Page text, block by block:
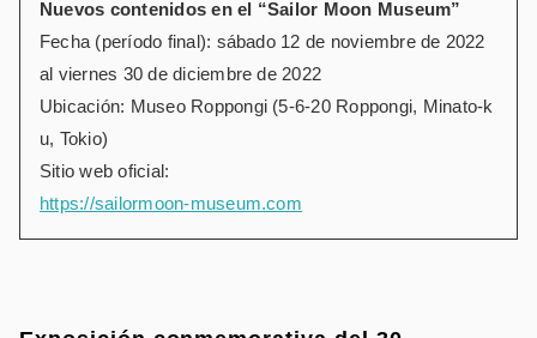
Nuevos contenidos en el “Sailor Moon Museum”
Fecha (período final): sábado 12 de noviembre de 2022
al viernes 30 de diciembre de 2022
Ubicación: Museo Roppongi (5-6-20 Roppongi, Minato-k
u, Tokio)
Sitio web oficial:
https://sailormoon-museum.com